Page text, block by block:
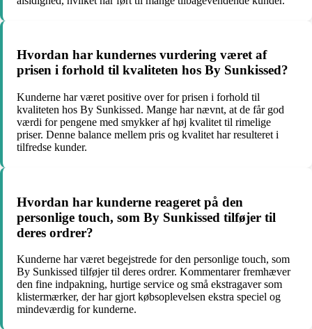
Hvordan har kundernes vurdering været af
prisen i forhold til kvaliteten hos By Sunkissed?
Kunderne har været positive over for prisen i forhold til
kvaliteten hos By Sunkissed. Mange har nævnt, at de får god
værdi for pengene med smykker af høj kvalitet til rimelige
priser. Denne balance mellem pris og kvalitet har resulteret i
tilfredse kunder.
Hvordan har kunderne reageret på den
personlige touch, som By Sunkissed tilføjer til
deres ordrer?
Kunderne har været begejstrede for den personlige touch, som
By Sunkissed tilføjer til deres ordrer. Kommentarer fremhæver
den fine indpakning, hurtige service og små ekstragaver som
klistermærker, der har gjort købsoplevelsen ekstra speciel og
mindeværdig for kunderne.